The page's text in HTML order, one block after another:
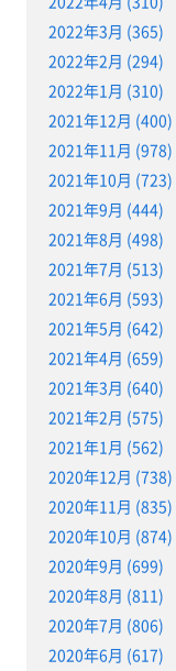
2022年3月 (365)
2022年2月 (294)
2022年1月 (310)
2021年12月 (400)
2021年11月 (978)
2021年10月 (723)
2021年9月 (444)
2021年8月 (498)
2021年7月 (513)
2021年6月 (593)
2021年5月 (642)
2021年4月 (659)
2021年3月 (640)
2021年2月 (575)
2021年1月 (562)
2020年12月 (738)
2020年11月 (835)
2020年10月 (874)
2020年9月 (699)
2020年8月 (811)
2020年7月 (806)
2020年6月 (617)